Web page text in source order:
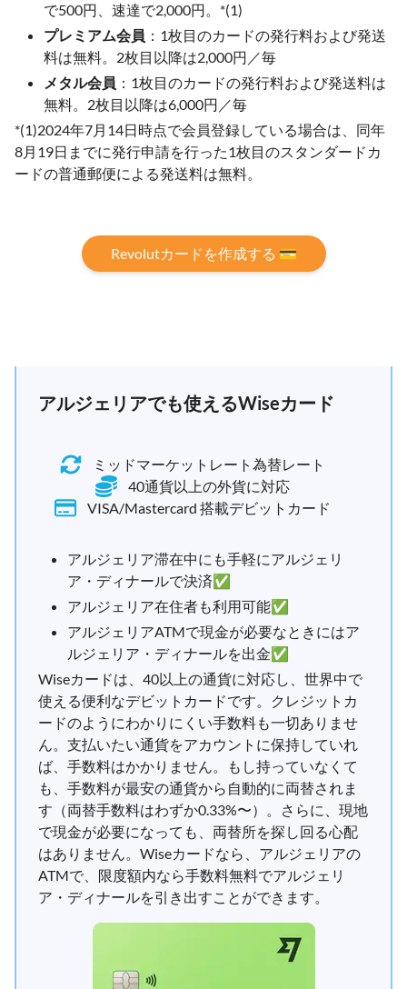
で500円、速達で2,000円。*(1)
プレミアム会員 ：1枚目のカードの発行料および発送
料は無料。2枚目以降は2,000円／毎
メタル会員 ：1枚目のカードの発行料および発送料は
無料。2枚目以降は6,000円／毎
*(1)2024年7月14日時点で会員登録している場合は、同年
8月19日までに発行申請を行った1枚目のスタンダードカ
ードの普通郵便による発送料は無料。
Revolutカードを作成する 💳
アルジェリアでも使えるWiseカード
ミッドマーケットレート為替レート
40通貨以上の外貨に対応
VISA/Mastercard 搭載デビットカード
アルジェリア滞在中にも手軽にアルジェリ
ア・ディナールで決済✅
アルジェリア在住者も利用可能✅
アルジェリアATMで現金が必要なときにはア
ルジェリア・ディナールを出金✅
Wiseカードは、40以上の通貨に対応し、世界中で
使える便利なデビットカードです。クレジットカ
ードのようにわかりにくい手数料も一切ありませ
ん。支払いたい通貨をアカウントに保持していれ
ば、手数料はかかりません。もし持っていなくて
も、手数料が最安の通貨から自動的に両替されま
す（両替手数料はわずか0.33%〜）。さらに、現地
で現金が必要になっても、両替所を探し回る心配
はありません。Wiseカードなら、アルジェリアの
ATMで、限度額内なら手数料無料でアルジェリ
ア・ディナールを引き出すことができます。